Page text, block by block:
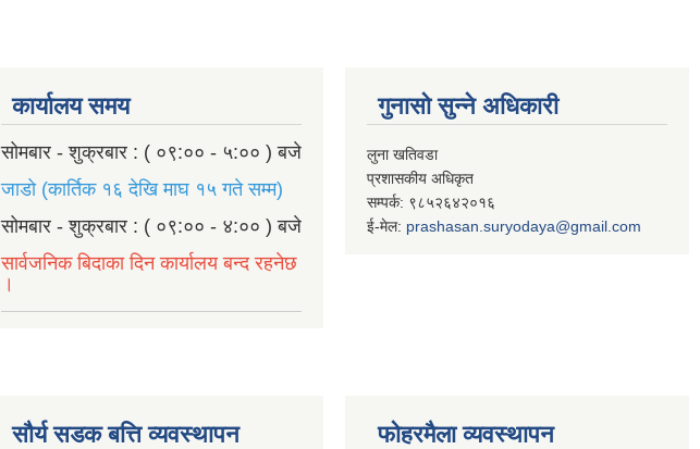
कार्यालय समय
सोमबार - शुक्रबार : ( ०९:०० - ५:०० ) बजे
जाडो (कार्तिक १६ देखि माघ १५ गते सम्म)
सोमबार - शुक्रबार : ( ०९:०० - ४:०० ) बजे
सार्वजनिक बिदाका दिन कार्यालय बन्द रहनेछ
।
गुनासो सुन्ने अधिकारी
लुना खतिवडा
प्रशासकीय अधिकृत
सम्पर्क: ९८५२६४२०१६
ई-मेल: prashasan.suryodaya@gmail.com
सौर्य सडक बत्ति व्यवस्थापन फोहरमैला व्यवस्थापन